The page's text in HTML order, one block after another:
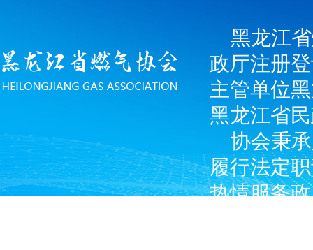
黑龙江
政厅注册
主管单位
黑龙江省
协会秉
履行法定
热情服务